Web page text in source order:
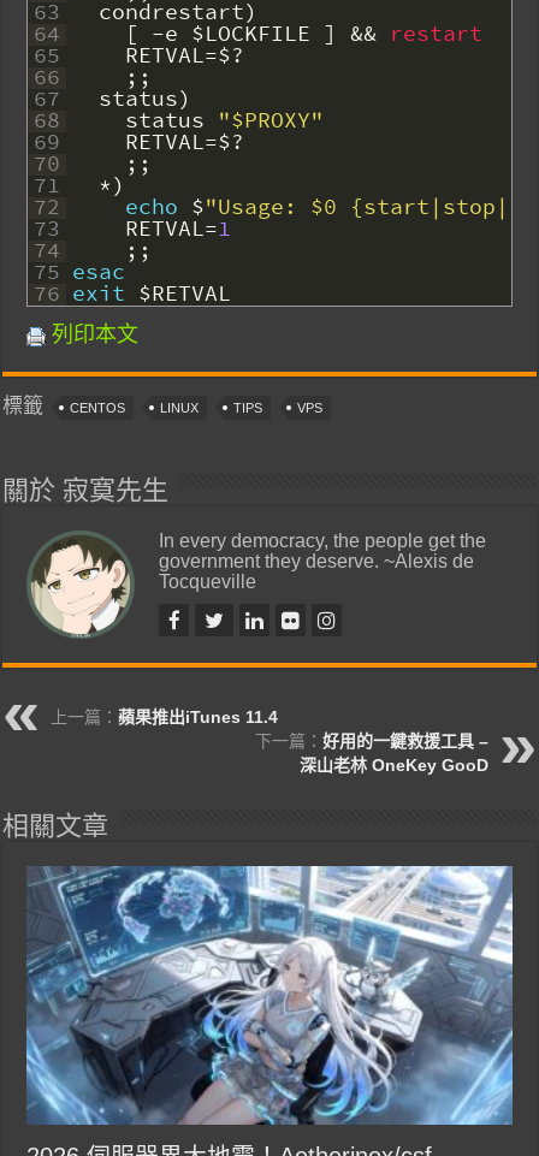
63
64
65
66
67
68
69
70
71
72
73
74
75
76
condrestart)
[ -e $LOCKFILE ] && restart
RETVAL=$?
; ;
status)
status "$PROXY"
RETVAL=$?
; ;
*)
echo $"Usage: $0
RETVAL=1
; ;
esac
exit $RETVAL
列印本文
標籤 CENTOS LINUX TIPS VPS
關於 寂寞先生
In every democracy, the people get the
government they deserve. ~Alexis de
Tocqueville
上一篇：蘋果推出iTunes 11.4
下一篇： 好用的一鍵救援工具 –
深山老林 OneKey GooD
相關文章